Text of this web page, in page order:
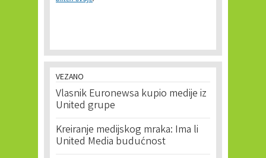
VEZANO
Vlasnik Euronewsa kupio medije iz
United grupe
Kreiranje medijskog mraka: Ima li
United Media budućnost